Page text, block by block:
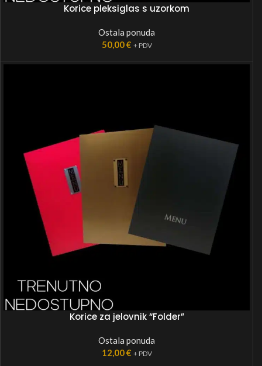
Korice pleksiglas s uzorkom
Ostala ponuda
50,00€ + PDV
Korice za jelovnik “Folder”
Ostala ponuda
12,00€ + PDV